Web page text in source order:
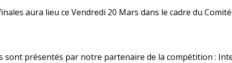
aura lieu ce Vendredi 20 Mars dans le cadre du
sont présentés par notre partenaire de la compétition :